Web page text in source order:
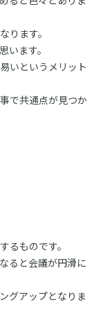
ります。
います。
いというメリット
で共通点が見つか
るものです。
ると会議が円滑に
グアップとなりま